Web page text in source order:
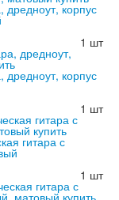
дредноут, корпус
1 шт
дредноут, корпус
1 шт
гитара с
1 шт